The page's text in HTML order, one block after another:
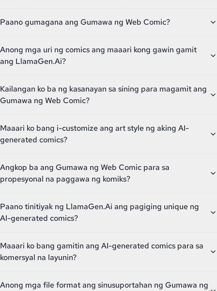
Paano gumagana ang Gumawa ng Web Comic?
Anong mga uri ng comics ang maaari kong gawin gamit
ang LlamaGen.Ai?
Kailangan ko ba ng kasanayan sa sining para magamit ang
Gumawa ng Web Comic?
Maaari ko bang i-customize ang art style ng aking AI-
generated comics?
Angkop ba ang Gumawa ng Web Comic para sa
propesyonal na paggawa ng komiks?
Paano tinitiyak ng LlamaGen.Ai ang pagiging unique ng
AI-generated comics?
Maaari ko bang gamitin ang AI-generated comics para sa
komersyal na layunin?
Anong mga file format ang sinusuportahan ng Gumawa ng